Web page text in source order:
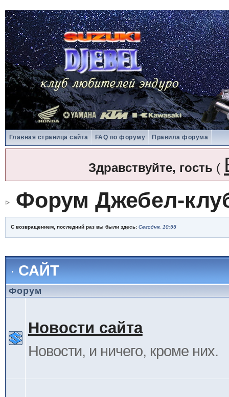
Главная страница сайта FAQ по форуму Правила форума
Здравствуйте, гость (
Форум Джебел-
С возвращением, последний раз вы были здесь: Сегодня, 10:55
САЙТ
Форум
Новости сайта
Новости, и ничего, кроме них.